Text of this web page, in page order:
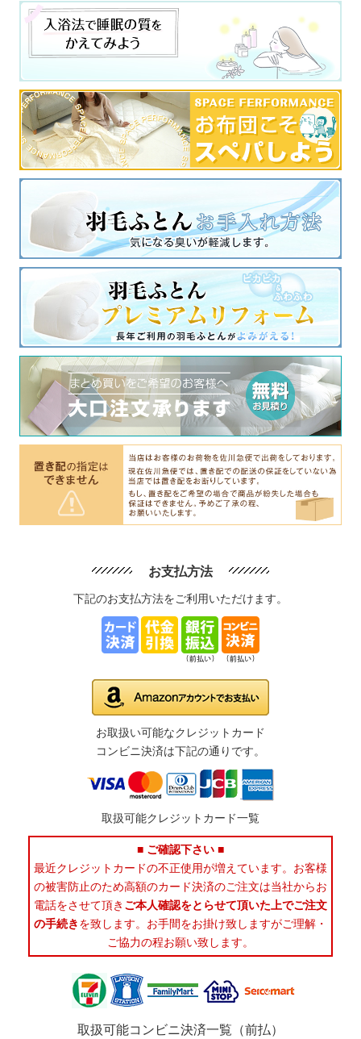
お支払方法
下記のお支払方法をご利用いただけます。
お取扱い可能なクレジットカード
コンビニ決済は下記の通りです。
取扱可能クレジットカード一覧
■ ご確認下さい ■
最近クレジットカードの不正使用が増えています。お客様
の被害防止のため高額のカード決済のご注文は当社からお
電話をさせて頂き ご本人確認をとらせて頂いた上でご注文
の手続きを致します。お手間をお掛け致しますがご理解・
ご協力の程お願い致します。
取扱可能コンビニ決済一覧（前払）